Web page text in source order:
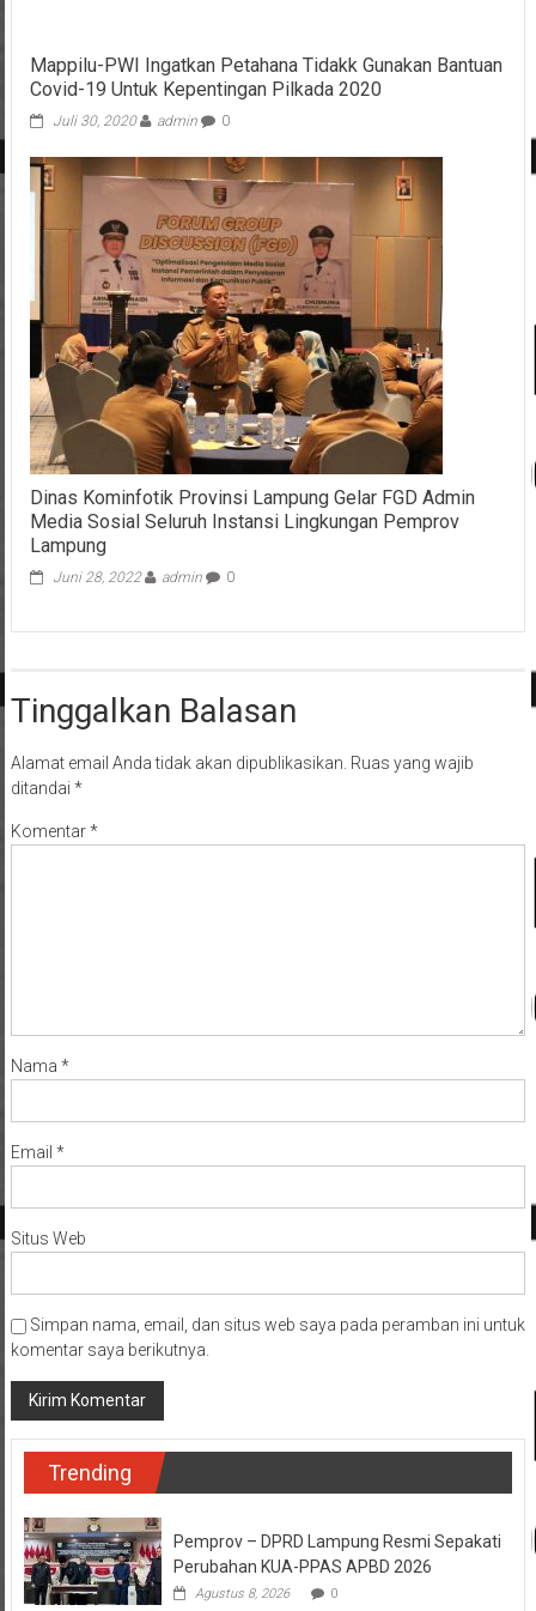
Mappilu-PWI Ingatkan Petahana Tidakk Gunakan Bantuan
Covid-19 Untuk Kepentingan Pilkada 2020
Juli 30, 2020 admin 0
Dinas Kominfotik Provinsi Lampung Gelar FGD Admin
Media Sosial Seluruh Instansi Lingkungan Pemprov
Lampung
Juni 28, 2022 admin 0
Tinggalkan Balasan
Alamat email Anda tidak akan dipublikasikan. Ruas yang wajib
ditandai *
Komentar*
Nama *
Email *
Situs Web
Simpan nama, email, dan situs web saya pada peramban ini untuk
komentar saya berikutnya.
Trending
Pemprov – DPRD Lampung Resmi Sepakati
Perubahan KUA-PPAS APBD 2026
Agustus 8, 2026 0